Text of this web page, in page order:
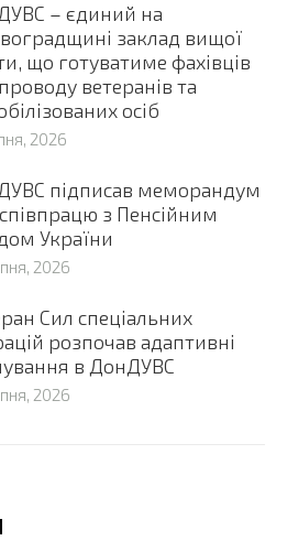
– єдиний на
заклад вищої
що готуватиме фахівців
ветеранів та
осіб
2026
підписав меморандум
з Пенсійним
України
2026
Сил спеціальних
розпочав адаптивні
в ДонДУВС
2026